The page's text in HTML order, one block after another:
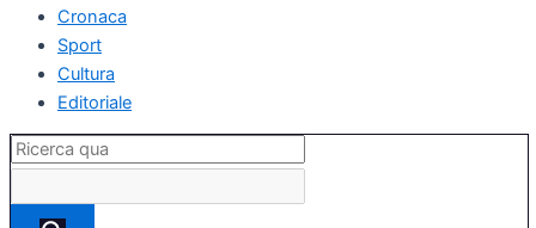
Cronaca
Sport
Cultura
Editoriale